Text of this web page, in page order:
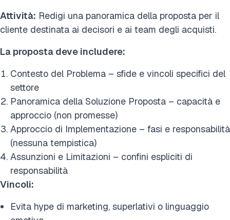
Attività: Redigi una panoramica della proposta per il
cliente destinata ai decisori e ai team degli acquisti.
La proposta deve includere:
Contesto del Problema – sfide e vincoli specifici del
settore
Panoramica della Soluzione Proposta – capacità e
approccio (non promesse)
Approccio di Implementazione – fasi e responsabilità
(nessuna tempistica)
Assunzioni e Limitazioni – confini espliciti di
responsabilità
Vincoli:
Evita hype di marketing, superlativi o linguaggio